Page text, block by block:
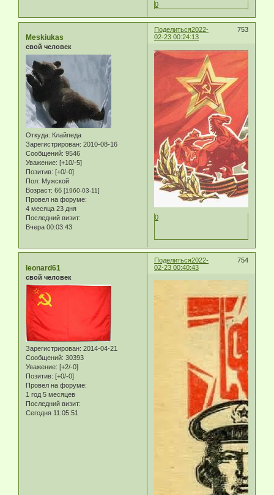
0
Поделиться 753
2022-
02-23 00:24:13
Meskiukas
свой человек
Откуда: Клайпеда
Зарегистрирован: 2010-08-16
Сообщений: 9546
Уважение: [+10/-5]
Позитив: [+0/-0]
Пол: Мужской
Возраст: 66 [1960-03-11]
Провел на форуме:
4 месяца 23 дня
Последний визит:
Вчера 00:03:43
0
Поделиться 754
2022-
02-23 00:40:43
leonard61
свой человек
Зарегистрирован: 2014-04-21
Сообщений: 30393
Уважение: [+2/-0]
Позитив: [+0/-0]
Провел на форуме:
1 год 5 месяцев
Последний визит:
Сегодня 11:05:51